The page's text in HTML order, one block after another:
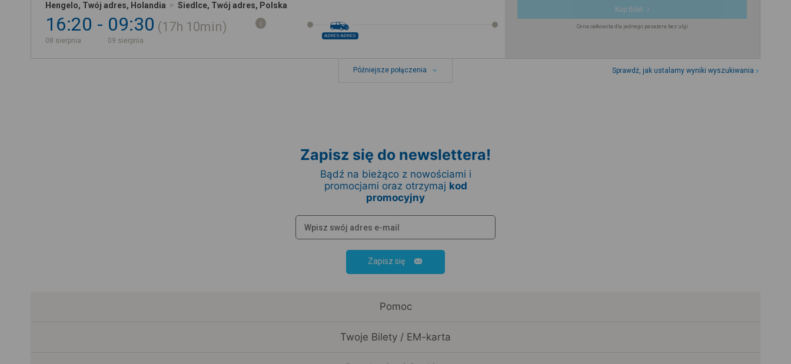
Hengelo, Twój adres, Holandia Siedlce, Twój adres, Polska
16:20
08 sierpnia
09:30
09 sierpnia
17h 10min
ADRES-ADRES
Kup Bilet
Cena całkowita dla jednego pasażera bez ulgi
Późniejsze połączenia Sprawdź, jak ustalamy wyniki wyszukiwania
Zapisz się do newslettera!
Bądź na bieżąco z nowościami i
promocjami oraz otrzymaj kod
promocyjny
Zapisz się
Pomoc
Twoje Bilety / EM-karta